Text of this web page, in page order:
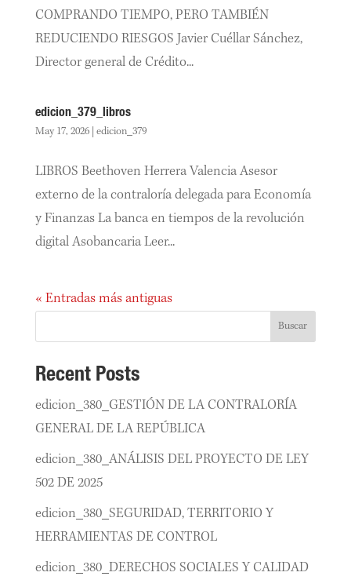
COMPRANDO TIEMPO, PERO TAMBIÉN
REDUCIENDO RIESGOS Javier Cuéllar Sánchez,
Director general de Crédito...
edicion_379_libros
May 17, 2026| edicion_379
LIBROS Beethoven Herrera Valencia Asesor
externo de la contraloría delegada para Economía
y Finanzas La banca en tiempos de la revolución
digital Asobancaria Leer...
« Entradas más antiguas
Buscar
Recent Posts
edicion_380_GESTIÓN DE LA CONTRALORÍA
GENERAL DE LA REPÚBLICA
edicion_380_ANÁLISIS DEL PROYECTO DE LEY
502 DE 2025
edicion_380_SEGURIDAD, TERRITORIO Y
HERRAMIENTAS DE CONTROL
edicion_380_DERECHOS SOCIALES Y CALIDAD